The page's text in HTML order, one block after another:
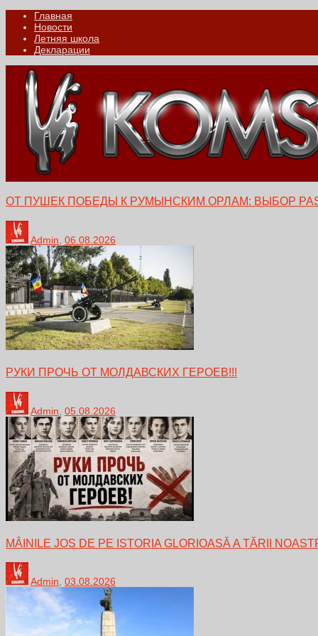
Главная
Новости
Летняя школа
Декларации
ОТ ПУШЕК ПОБЕДЫ К РУМЫНСКИМ ОРЛАМ: ВЫБОР
Admin 06.08.2026
РУКИ ПРОЧЬ ОТ МОЛДАВСКИХ ГЕРОЕВ!!!
Admin 05.08.2026
MÂINILE JOS DE PE ISTORIA GLORIOASĂ A ȚĂRII
Admin, 03.08.2026